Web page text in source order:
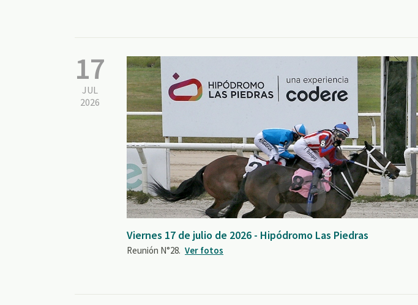
17
JUL
2026
Viernes 17 de julio de 2026 - Hipódromo Las Piedras
Reunión N°28. Ver fotos